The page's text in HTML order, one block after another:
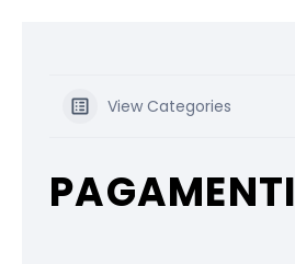
View Categories
PAGAMENTI